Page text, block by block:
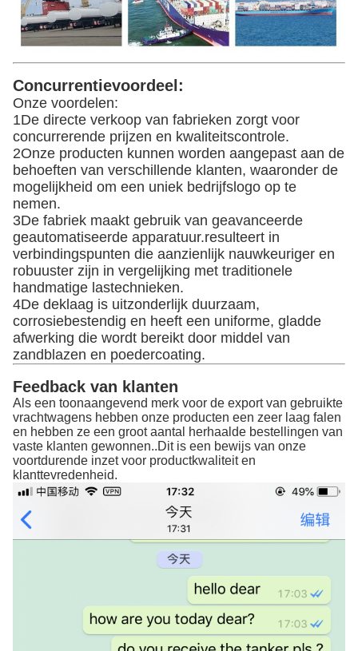
Concurrentievoordeel:
Onze voordelen:
1De directe verkoop van fabrieken zorgt voor
concurrerende prijzen en kwaliteitscontrole.
2Onze producten kunnen worden aangepast aan de
behoeften van verschillende klanten, waaronder de
mogelijkheid om een uniek bedrijfslogo op te
nemen.
3De fabriek maakt gebruik van geavanceerde
geautomatiseerde apparatuur.resulteert in
verbindingspunten die aanzienlijk nauwkeuriger en
robuuster zijn in vergelijking met traditionele
handmatige lastechnieken.
4De deklaag is uitzonderlijk duurzaam,
corrosiebestendig en heeft een uniforme, gladde
afwerking die wordt bereikt door middel van
zandblazen en poedercoating.
Feedback van klanten
Als een toonaangevend merk voor de export van gebruikte
vrachtwagens hebben onze producten een zeer laag falen
en hebben ze een groot aantal herhaalde bestellingen van
vaste klanten gewonnen..Dit is een bewijs van onze
voortdurende inzet voor productkwaliteit en
klanttevredenheid.